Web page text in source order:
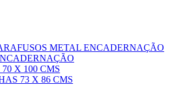
METAL ENCADERNAÇÃO
X 100 CMS
73 X 86 CMS